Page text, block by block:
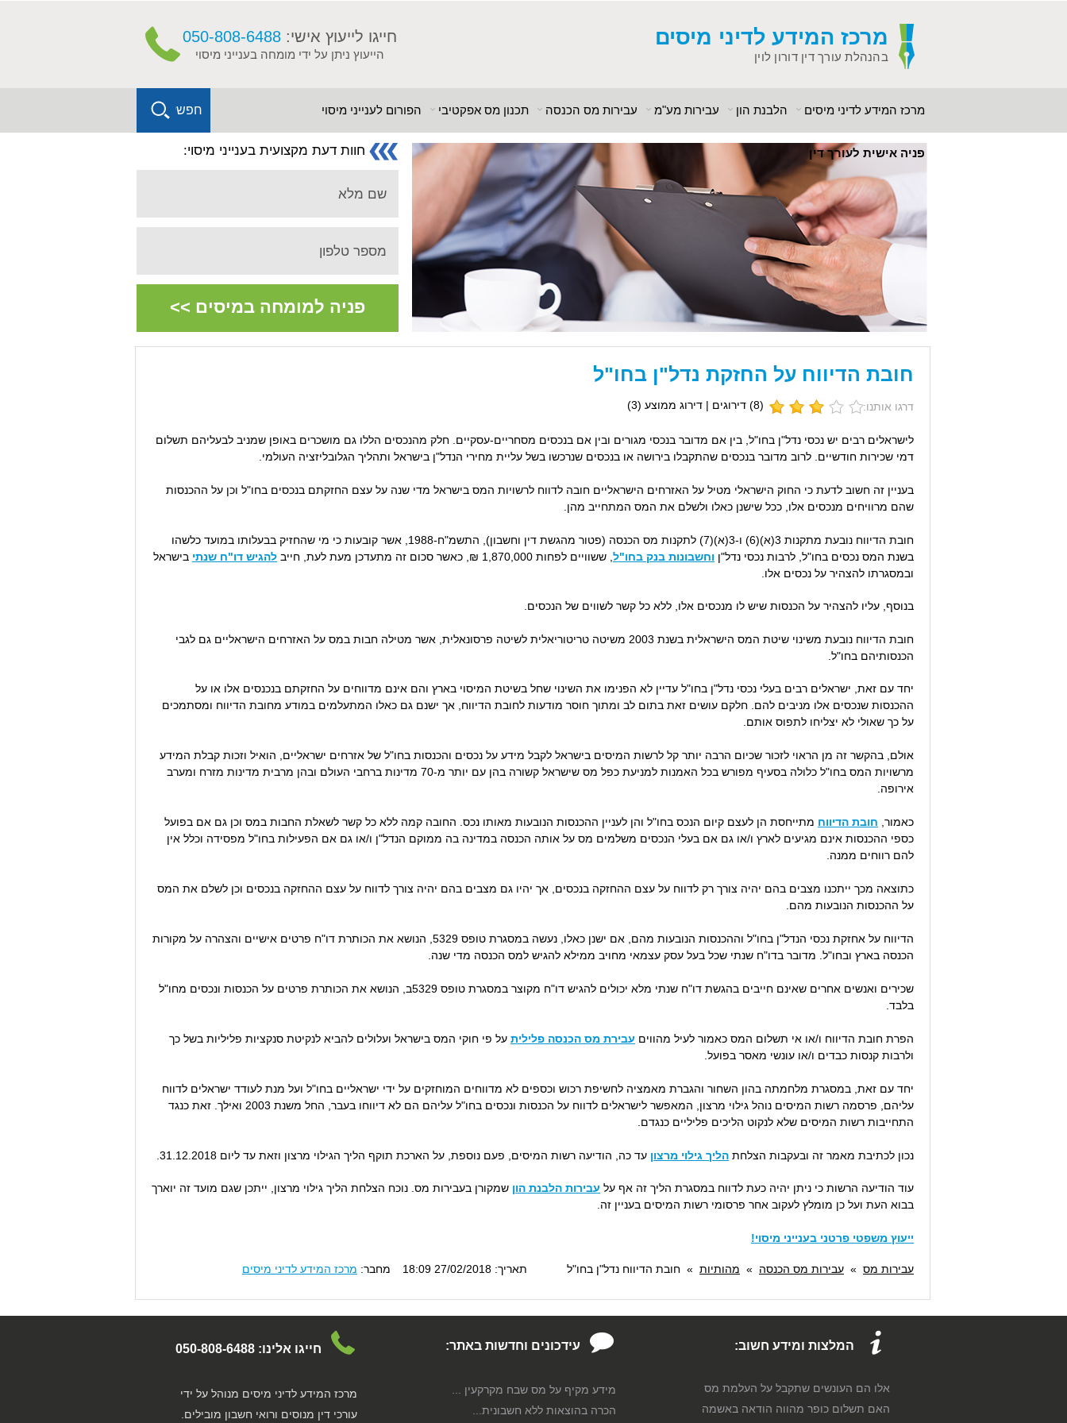
מרכז המידע לדיני מיסים
בהנהלת עורך דין דורון לוין
חייגו לייעוץ אישי: 050-808-6488
הייעוץ ניתן על ידי מומחה בענייני מיסוי
מרכז המידע לדיני מיסים הלבנת הון עבירות מע"מ עבירות מס הכנסה תכנון מס אפקטיבי הפורום לענייני מיסוי
פניה אישית לעורך דין
חפש
X
חוות דעת מקצועית בענייני מיסוי:
שם מלא
מספר טלפון
פניה למומחה במיסים >>
חובת הדיווח על החזקת נדל"ן בחו"ל
דרגו אותנו: (
8) דירוגים | דירוג ממוצע (3
)
לישראלים רבים יש נכסי נדל"ן בחו"ל, בין אם מדובר בנכסי מגורים ובין אם בנכסים מסחריים-עסקיים. חלק מהנכסים הללו גם מושכרים באופן שמניב לבעליהם תשלום
דמי שכירות חודשיים. לרוב מדובר בנכסים שהתקבלו בירושה או בנכסים שנרכשו בשל עליית מחירי הנדל"ן בישראל ותהליך הגלובליזציה העולמי.
בעניין זה חשוב לדעת כי החוק הישראלי מטיל על האזרחים הישראליים חובה לדווח לרשויות המס בישראל מדי שנה על עצם החזקתם בנכסים בחו"ל וכן על ההכנסות
שהם מרוויחים מנכסים אלו, ככל שישנן כאלו ולשלם את המס המתחייב מהן.
חובת הדיווח נובעת מתקנות 3(א)(6) ו-3(א)(7) לתקנות מס הכנסה (פטור מהגשת דין וחשבון), התשמ"ח-1988, אשר קובעות כי מי שהחזיק בבעלותו במועד כלשהו
בשנת המס נכסים בחו"ל, לרבות נכסי נדל"ן וחשבונות בנק בחו"ל , ששוויים לפחות 1,870,000 ₪, כאשר סכום זה מתעדכן מעת לעת, חייב להגיש דו"ח שנתי בישראל
ובמסגרתו להצהיר על נכסים אלו.
בנוסף, עליו להצהיר על הכנסות שיש לו מנכסים אלו, ללא כל קשר לשווים של הנכסים.
חובת הדיווח נובעת משינוי שיטת המס הישראלית בשנת 2003 משיטה טריטוריאלית לשיטה פרסונאלית, אשר מטילה חבות במס על האזרחים הישראליים גם לגבי
הכנסותיהם בחו"ל.
יחד עם זאת, ישראלים רבים בעלי נכסי נדל"ן בחו"ל עדיין לא הפנימו את השינוי שחל בשיטת המיסוי בארץ והם אינם מדווחים על החזקתם בנכנסים אלו או על
ההכנסות שנכסים אלו מניבים להם. חלקם עושים זאת בתום לב ומתוך חוסר מודעות לחובת הדיווח, אך ישנם גם כאלו המתעלמים במודע מחובת הדיווח ומסתמכים
על כך שאולי לא יצליחו לתפוס אותם.
אולם, בהקשר זה מן הראוי לזכור שכיום הרבה יותר קל לרשות המיסים בישראל לקבל מידע על נכסים והכנסות בחו"ל של אזרחים ישראליים, הואיל וזכות קבלת המידע
מרשויות המס בחו"ל כלולה בסעיף מפורש בכל האמנות למניעת כפל מס שישראל קשורה בהן עם יותר מ-70 מדינות ברחבי העולם ובהן מרבית מדינות מזרח ומערב
אירופה.
כאמור, חובת הדיווח מתייחסת הן לעצם קיום הנכס בחו"ל והן לעניין ההכנסות הנובעות מאותו נכס. החובה קמה ללא כל קשר לשאלת החבות במס וכן גם אם בפועל
כספי ההכנסות אינם מגיעים לארץ ו/או גם אם בעלי הנכסים משלמים מס על אותה הכנסה במדינה בה ממוקם הנדל"ן ו/או גם אם הפעילות בחו"ל מפסידה וכלל אין
להם רווחים ממנה.
כתוצאה מכך ייתכנו מצבים בהם יהיה צורך רק לדווח על עצם ההחזקה בנכסים, אך יהיו גם מצבים בהם יהיה צורך לדווח על עצם ההחזקה בנכסים וכן לשלם את המס
על ההכנסות הנובעות מהם.
הדיווח על אחזקת נכסי הנדל"ן בחו"ל וההכנסות הנובעות מהם, אם ישנן כאלו, נעשה במסגרת טופס 5329, הנושא את הכותרת דו"ח פרטים אישיים והצהרה על מקורות
הכנסה בארץ ובחו"ל. מדובר בדו"ח שנתי שכל בעל עסק עצמאי מחויב ממילא להגיש למס הכנסה מדי שנה.
שכירים ואנשים אחרים שאינם חייבים בהגשת דו"ח שנתי מלא יכולים להגיש דו"ח מקוצר במסגרת טופס 5329ב, הנושא את הכותרת פרטים על הכנסות ונכסים מחו"ל
בלבד.
הפרת חובת הדיווח ו/או אי תשלום המס כאמור לעיל מהווים עבירת מס הכנסה פלילית על פי חוקי המס בישראל ועלולים להביא לנקיטת סנקציות פליליות בשל כך
ולרבות קנסות כבדים ו/או עונשי מאסר בפועל.
יחד עם זאת, במסגרת מלחמתה בהון השחור והגברת מאמציה לחשיפת רכוש וכספים לא מדווחים המוחזקים על ידי ישראליים בחו"ל ועל מנת לעודד ישראלים לדווח
עליהם, פרסמה רשות המיסים נוהל גילוי מרצון, המאפשר לישראלים לדווח על הכנסות ונכסים בחו"ל עליהם הם לא דיווחו בעבר, החל משנת 2003 ואילך. זאת כנגד
התחייבות רשות המיסים שלא לנקוט הליכים פליליים כנגדם.
נכון לכתיבת מאמר זה ובעקבות הצלחת הליך גילוי מרצון עד כה, הודיעה רשות המיסים, פעם נוספת, על הארכת תוקף הליך הגילוי מרצון וזאת עד ליום 31.12.2018.
עוד הודיעה הרשות כי ניתן יהיה כעת לדווח במסגרת הליך זה אף על עבירות הלבנת הון שמקורן בעבירות מס. נוכח הצלחת הליך גילוי מרצון, ייתכן שגם מועד זה יוארך
בבוא העת ועל כן מומלץ לעקוב אחר פרסומי רשות המיסים בעניין זה.
ייעוץ משפטי פרטני בענייני מיסוי!
עבירות מס » עבירות מס הכנסה » מהותיות » חובת הדיווח נדל"ן בחו"ל תאריך: 27/02/2018 18:09 מחבר: מרכז המידע לדיני מיסים
המלצות ומידע חשוב:
אלו הם העונשים שתקבל על העלמת מס
האם תשלום כופר מהווה הודאה באשמה
עידכונים וחדשות באתר:
מקרקעי...
כל מה שחשוב לדעת על היטל
עורך דין עמוס אלגלי בעל התמחות
מידע מקיף על מס שבח מקרקעין ...
הכרה בהוצאות ללא חשבונית...
חייגו אלינו:050-808-6488
מרכז המידע לדיני מיסים מנוהל על ידי
עורכי דין מנוסים ורואי חשבון מובילים.